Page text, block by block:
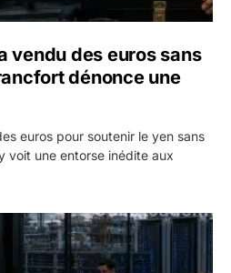
vendu des euros sans
dénonce une
euros pour soutenir le yen sans
voit une entorse inédite aux
de 11 milliards de